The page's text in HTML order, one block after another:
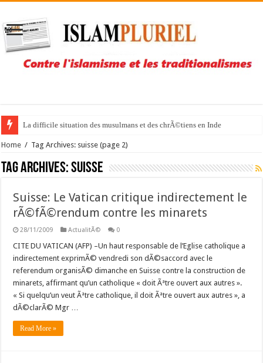
La difficile situation des musulmans et des chrÃ©tiens en Inde
Home / Tag Archives: suisse (page 2)
Tag Archives:suisse
Suisse: Le Vatican critique indirectement le
rÃ©fÃ©rendum contre les minarets
28/11/2009 ActualitÃ© 0
CITE DU VATICAN (AFP) –Un haut responsable de l’Eglise catholique a
indirectement exprimÃ© vendredi son dÃ©saccord avec le
referendum organisÃ© dimanche en Suisse contre la construction de
minarets, affirmant qu’un catholique « doit Ãªtre ouvert aux autres ».
« Si quelqu’un veut Ãªtre catholique, il doit Ãªtre ouvert aux autres », a
dÃ©clarÃ© Mgr …
Read More »